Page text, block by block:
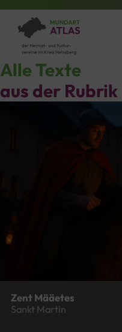
Alle Texte
aus der Rubrik
Zent Määetes
Sankt Martin